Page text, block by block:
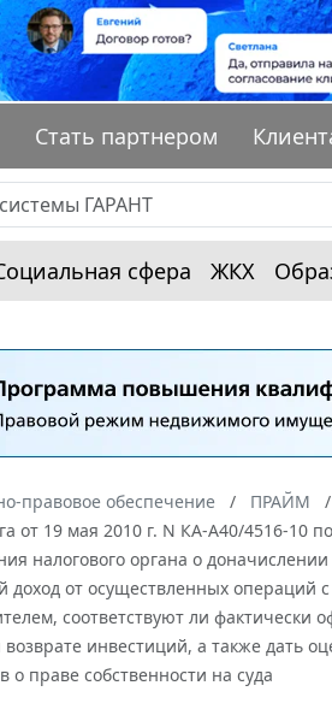
Стать партнером
сфера ЖКХ
правовое обеспечение ПРАЙМ
от 19 мая 2010 г. N КА-А40/4516-
налогового органа о
от осуществленных операций
соответствуют ли
инвестиций, а также дать
о праве собственности на суда